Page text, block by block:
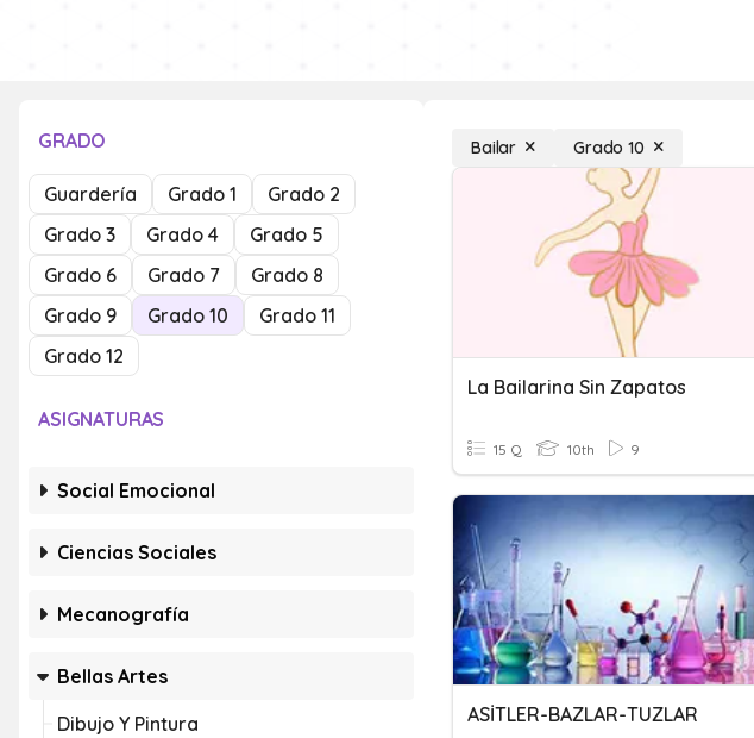
GRADO
Guardería Grado 1
Grado 2
Grado 3
Grado 4
Grado 5
Grado 6
Grado 7
Grado 8
Grado 9
Grado 10
Grado 11
Grado 12
ASIGNATURAS
Social Emocional
Ciencias Sociales
Mecanografía
Bellas Artes
Dibujo Y Pintura
Bailar Grado 10
La Bailarina Sin Zapatos
15 Q 10th 9
ASİTLER-BAZLAR-TUZLAR